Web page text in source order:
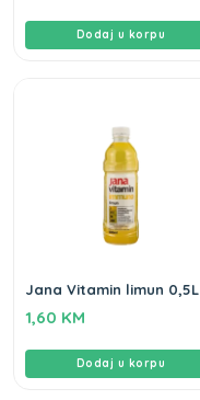
Dodaj u korpu
Jana Vitamin limun 0,5L
1,60 KM
Dodaj u korpu